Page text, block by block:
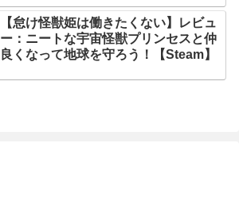
【怠け怪獣姫は働きたくない】レビュ
ー：ニートな宇宙怪獣プリンセスと仲
良くなって地球を守ろう！【Steam】